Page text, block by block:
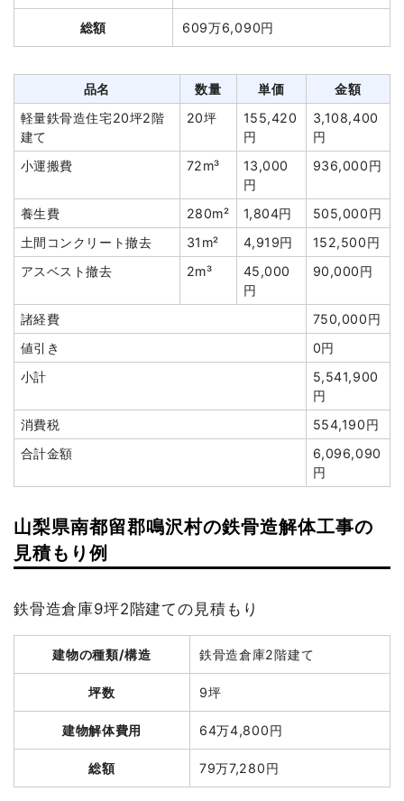
木造住宅27坪2階建て
27坪 28,148円
760,000円
1式
202,000円
値引き
0円
小計
1,079,200円
合計金額
1,177,000円
建物の種類/構造 木造アパート2階建て
品名 数量 単価
金額
木造アパート40坪2階建
て
40坪
31,000
円
1,240,000
円
養生費
諸経費
値引き
7,250円
小計
1,650,000
合計金額
1,815,000
総額 609万6,090円
品名 数量 単価
金額
軽量鉄骨造住宅20坪2階
建て
20坪
155,420
円
3,108,400
円
小運搬費
72m³
13,000
円
936,000円
養生費 280m² 1,804円
505,000円
土間コンクリート撤去
31m² 4,919円
152,500円
アスベスト撤去
2m³
45,000
円
90,000円
諸経費
750,000円
値引き
0円
小計
5,541,900
円
消費税
554,190円
合計金額
6,096,090
円
山梨県南都留郡鳴沢村の鉄骨造解体工事の
見積もり例
鉄骨造倉庫9坪2階建ての見積もり
建物の種類/構造 鉄骨造倉庫2階建て
坪数 9坪
建物解体費用 64万4,800円
総額 79万7,280円